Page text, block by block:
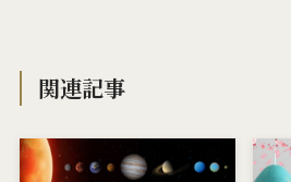
関連記事